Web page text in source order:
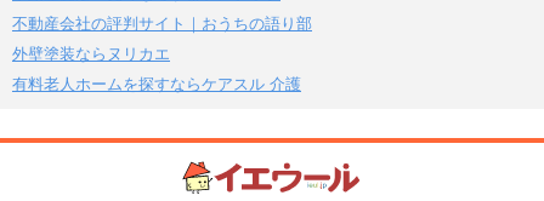
不動産会社の評判サイト｜おうちの語り部
外壁塗装ならヌリカエ
有料老人ホームを探すならケアスル 介護